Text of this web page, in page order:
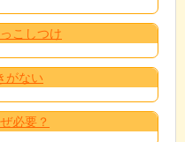
こしつけ
がない
必要？